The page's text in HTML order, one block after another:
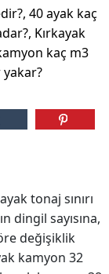
40 ayak kaç
Kırkayak
kaç m3
tonaj sınırı
dingil sayısına,
değişiklik
kamyon 32